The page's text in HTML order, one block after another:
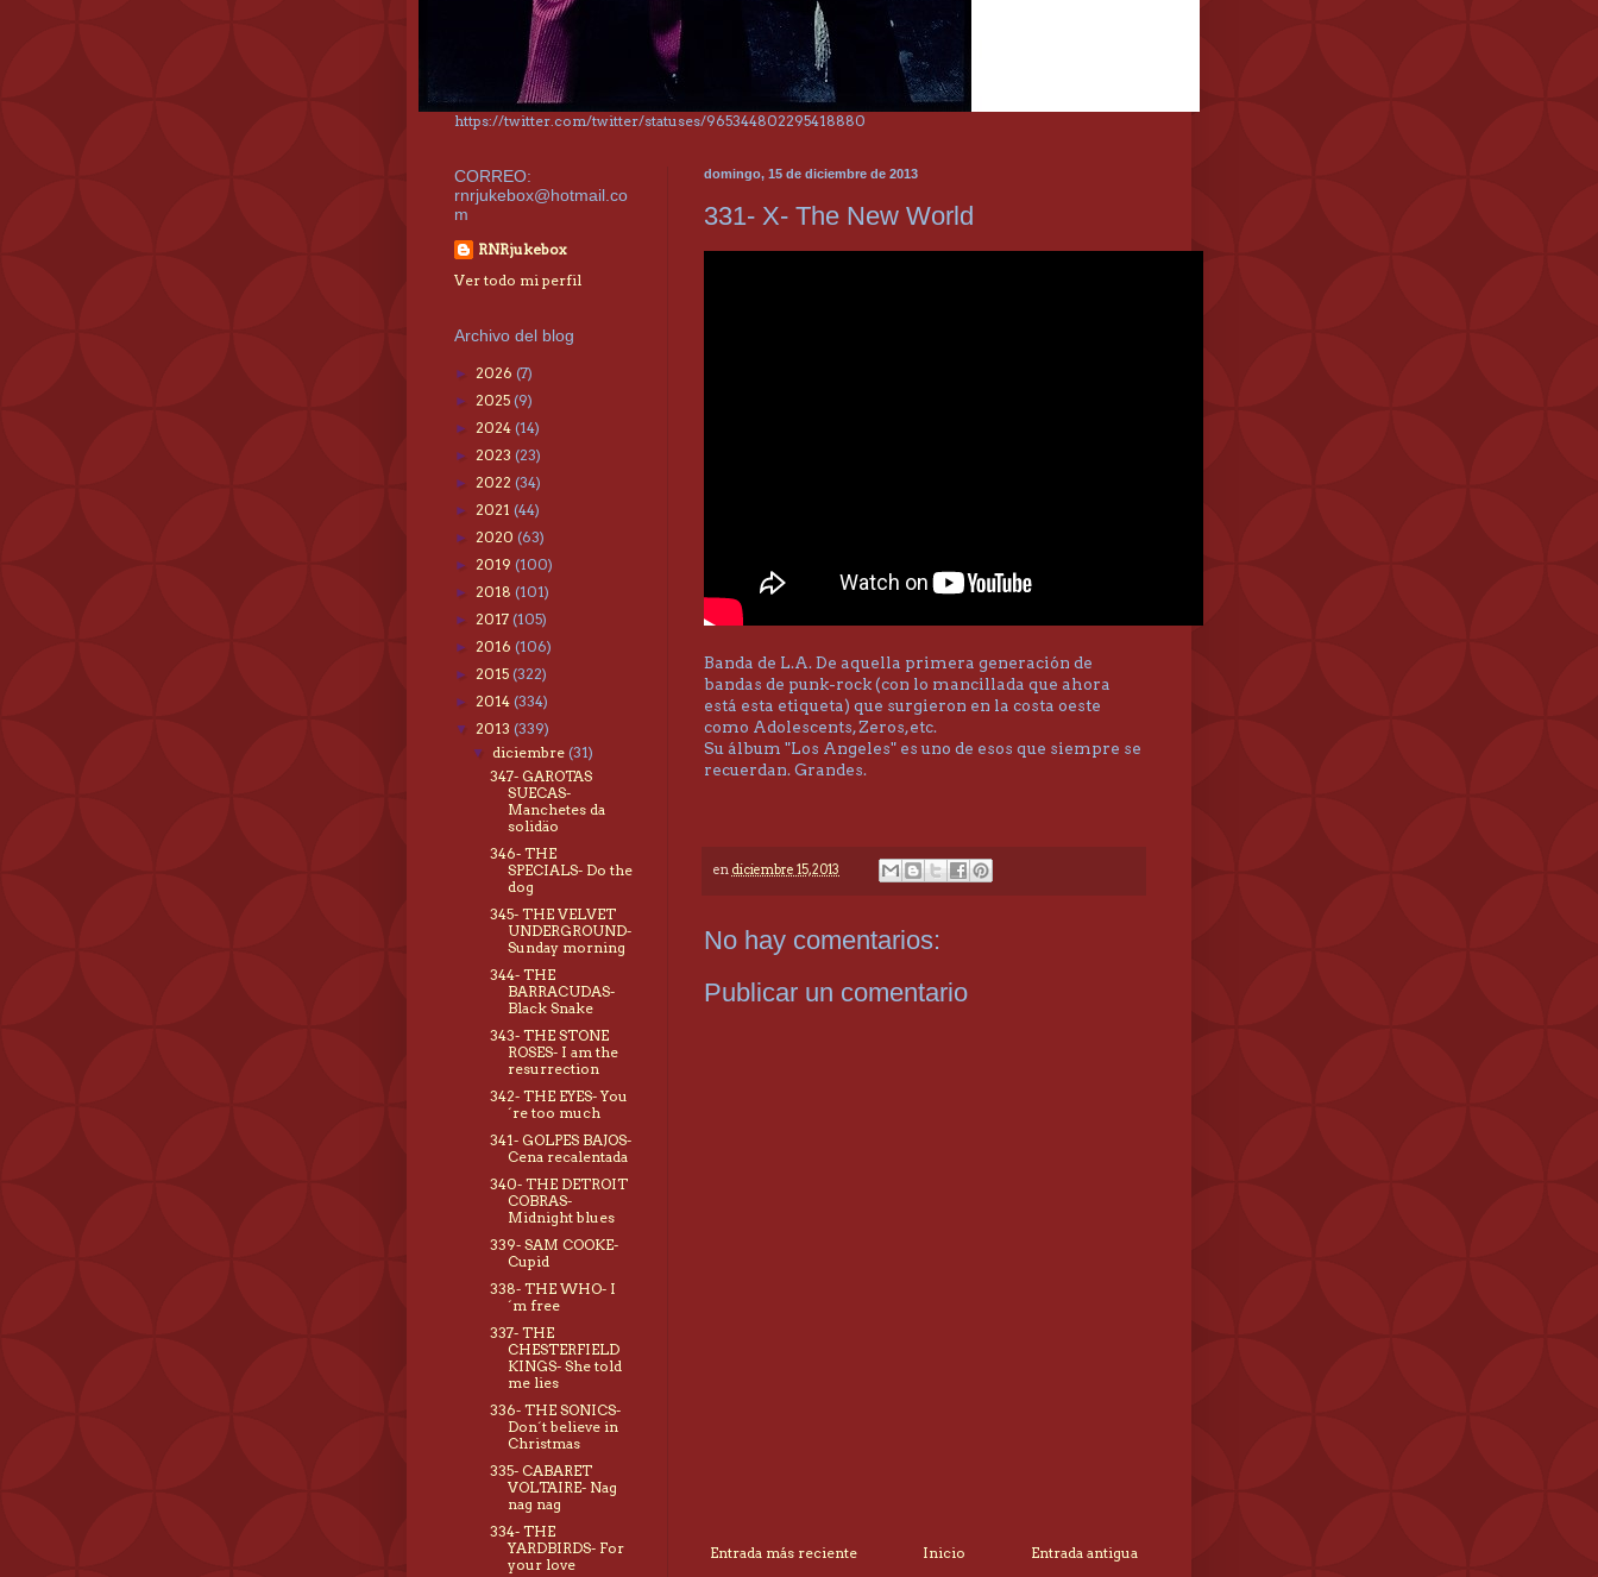
https://twitter.com/twitter/statuses/965344802295418880
domingo, 15 de diciembre de 2013
331- X- The New World
Banda de L.A. De aquella primera generación de
bandas de punk-rock (con lo mancillada que ahora
está esta etiqueta) que surgieron en la costa oeste
como Adolescents, Zeros,etc.
Su álbum "Los Angeles" es uno de esos que siempre se
recuerdan. Grandes.
en diciembre 15, 2013
No hay comentarios:
Publicar un comentario
Entrada más reciente Entrada antigua
Inicio
CORREO:
rnrjukebox@hotmail.co
m
RNRjukebox
Ver todo mi perfil
Archivo del blog
► 2026 (7)
► 2025 (9)
► 2024 (14)
► 2023 (23)
► 2022 (34)
► 2021 (44)
► 2020 (63)
► 2019 (100)
► 2018 (101)
► 2017 (105)
► 2016 (106)
► 2015 (322)
► 2014 (334)
▼ 2013 (339)
▼ diciembre(31)
347- GAROTAS
SUECAS-
Manchetes da
solidäo
346- THE
SPECIALS- Do the
dog
345- THE VELVET
UNDERGROUND-
Sunday morning
344- THE
BARRACUDAS-
Black Snake
343- THE STONE
ROSES- I am the
resurrection
342- THE EYES- You
´re too much
341- GOLPES BAJOS-
Cena recalentada
340- THE DETROIT
COBRAS-
Midnight blues
339- SAM COOKE-
Cupid
338- THE WHO- I
´m free
337- THE
CHESTERFIELD
KINGS- She told
me lies
336- THE SONICS-
Don´t believe in
Christmas
335- CABARET
VOLTAIRE- Nag
nag nag
334- THE
YARDBIRDS- For
your love